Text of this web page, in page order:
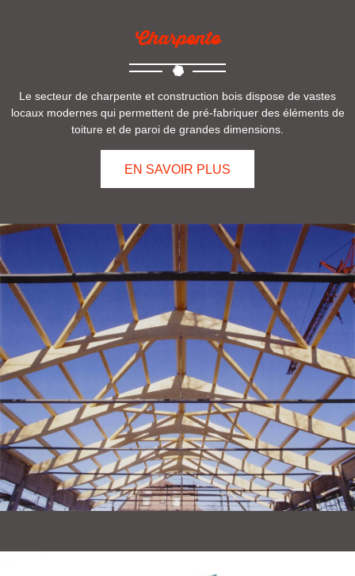
Charpente
Le secteur de charpente et construction bois dispose de vastes
locaux modernes qui permettent de pré-fabriquer des éléments de
toiture et de paroi de grandes dimensions.
EN SAVOIR PLUS